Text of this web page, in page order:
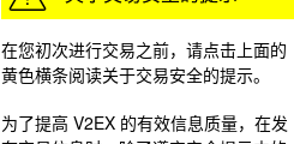
在您初次进行交易之前，请点击上面的
黄色横条阅读关于交易安全的提示。
为了提高 V2EX 的有效信息质量，在发